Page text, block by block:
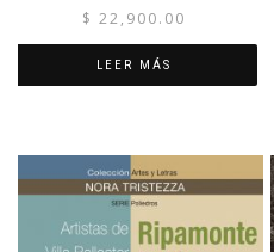
$ 22,900.00
LEER MÁS